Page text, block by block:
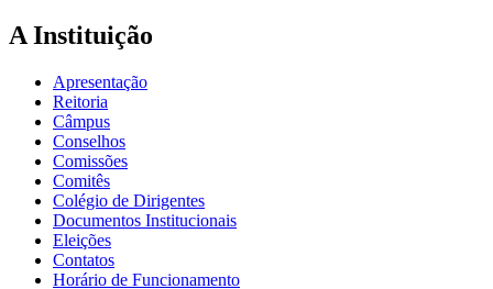
A Instituição
Apresentação
Reitoria
Câmpus
Conselhos
Comissões
Comitês
Colégio de Dirigentes
Documentos Institucionais
Eleições
Contatos
Horário de Funcionamento